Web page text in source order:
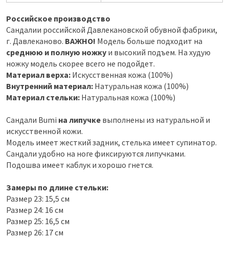
Российское производство
Сандалии российской Давлекановской обувной фабрики,
г. Давлеканово. ВАЖНО! Модель больше подходит на
среднюю и полную ножку и высокий подъем. На худую
ножку модель скорее всего не подойдет.
Материал верха: Искусственная кожа (100%)
Внутренний материал: Натуральная кожа (100%)
Материал стельки: Натуральная кожа (100%)
Сандали Bumi на липучке выполнены из натуральной и
искусственной кожи.
Модель имеет жесткий задник, стелька имеет супинатор.
Сандали удобно на ноге фиксируются липучками.
Подошва имеет каблук и хорошо гнется.
Замеры по длине стельки:
Размер 23: 15,5 см
Размер 24: 16 см
Размер 25: 16,5 см
Размер 26: 17 см